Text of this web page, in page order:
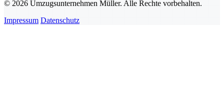
© 2026 Umzugsunternehmen Müller. Alle Rechte vorbehalten.
Impressum Datenschutz